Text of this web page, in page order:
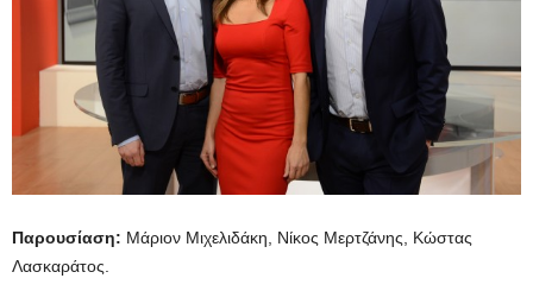
Παρουσίαση: Μάριον Μιχελιδάκη, Νίκος Μερτζάνης, Κώστας
Λασκαράτος.